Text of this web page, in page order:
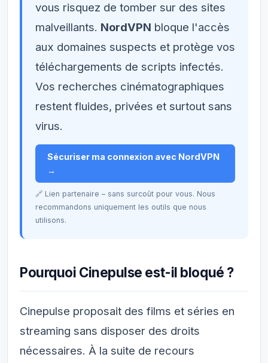
vous risquez de tomber sur des sites
malveillants. NordVPN bloque l'accès
aux domaines suspects et protège vos
téléchargements de scripts infectés.
Vos recherches cinématographiques
restent fluides, privées et surtout sans
virus.
Sécuriser ma connexion avec NordVPN
→
🔗 Lien partenaire – sans surcoût pour vous. Nous
recommandons uniquement les outils que nous
utilisons.
Pourquoi Cinepulse est-il bloqué ?
Cinepulse proposait des films et séries en
streaming sans disposer des droits
nécessaires. À la suite de recours